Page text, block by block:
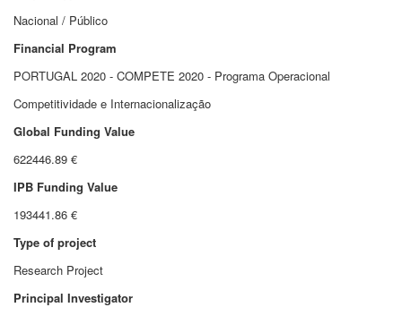
Nacional / Público
Financial Program
PORTUGAL 2020 - COMPETE 2020 - Programa Operacional
Competitividade e Internacionalização
Global Funding Value
622446.89 €
IPB Funding Value
193441.86 €
Type of project
Research Project
Principal Investigator